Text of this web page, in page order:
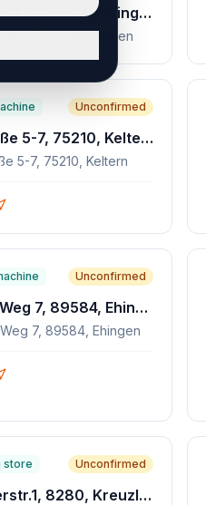
Eninger Str. 4, 72555, Metzingen
4, 72555, Metzingen
Unconfirmed
Dieselstraße 5-7, 75210, Keltern
5-7, 75210, Keltern
Unconfirmed
Max-Eyth-Weg 7, 89584, Ehingen
7, 89584, Ehingen
store Unconfirmed
Konstanzerstr.1, 8280, Kreuzlingen, CH